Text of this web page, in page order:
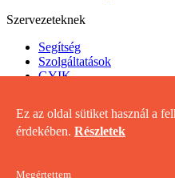
Szervezeteknek
Segítség
Szolgáltatások
GYIK
Hasznos
Dokumentumok
Ez az oldal sütiket használ a
érdekében. Részletek
Megértettem